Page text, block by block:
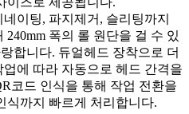
이팅, 파지제거, 슬리팅까지
폭의 롤 원단을 걸 수 있
합니다. 듀얼헤드 장착으로 더
에 따라 자동으로 헤드 간격을
코드 인식을 통해 작업 전환을
식까지 빠르게 처리합니다.